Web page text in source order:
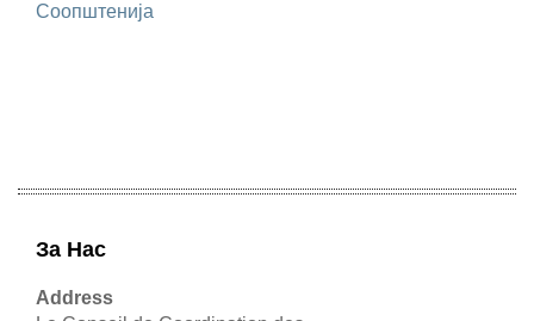
Соопштенија
За Нас
Address